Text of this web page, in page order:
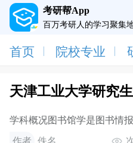
考研帮App
百万考研人的学习聚集
首页 院校专业
天津工业大学研究
学科概况图书馆学是图书情
级学科，其主要研究图书馆